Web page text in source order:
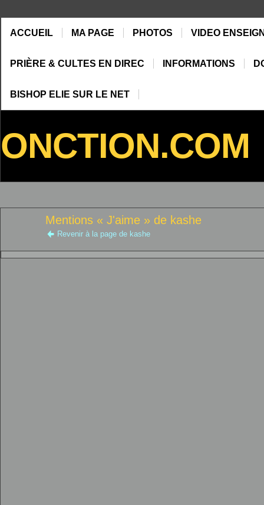
ACCUEIL MA PAGE PHOTOS VIDEO
PRIÈRE & CULTES EN DIREC INFORMATIONS
BISHOP ELIE SUR LE NET
ONCTION.COM
Mentions « J'aime » de kashe
Revenir à la page de kashe